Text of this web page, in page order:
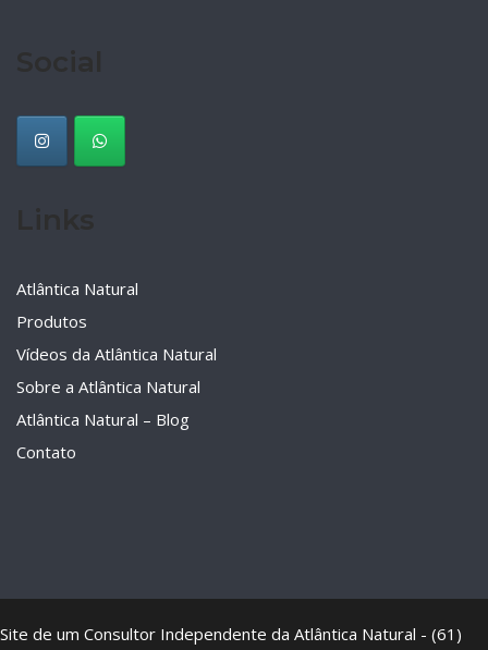
Atlântica Natural
Produtos
Vídeos da Atlântica Natural
Sobre a Atlântica Natural
Atlântica Natural – Blog
Contato
Site de um Consultor Independente da Atlântica Natural - (61)